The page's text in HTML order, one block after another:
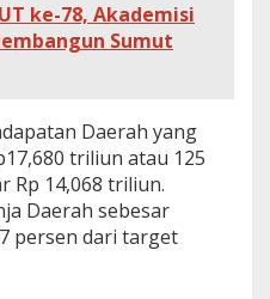
ke-78, Akademisi
Sumut
Daerah yang
triliun atau 125
Rp 14,068 triliun.
Daerah sebesar
persen dari target